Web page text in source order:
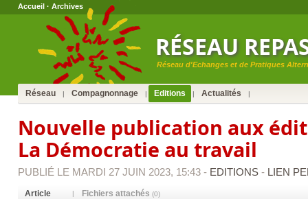
Accueil· Archives
RÉSEAU
Réseau d'Echanges et de Pratiques
Réseau | Compagnonnage | Editions | Actualités |
Nouvelle publication aux
La Démocratie au travail
PUBLIÉ LE MARDI 27 JUIN 2023, 15:43 - EDITIONS- LIEN
Article | Fichiers attachés (0)